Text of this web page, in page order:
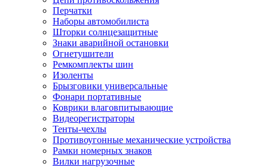
Перчатки
Наборы автомобилиста
Шторки солнцезащитные
Знаки аварийной остановки
Огнетушители
Ремкомплекты шин
Изоленты
Брызговики универсальные
Фонари портативные
Коврики влаговпитывающие
Видеорегистраторы
Тенты-чехлы
Противоугонные механические устройства
Рамки номерных знаков
Вилки нагрузочные